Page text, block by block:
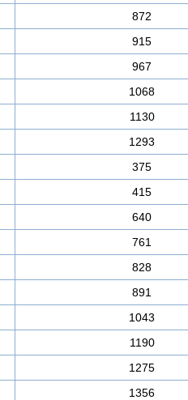
872
915
967
1068
1130
1293
375
415
640
761
828
891
1043
1190
1275
1356